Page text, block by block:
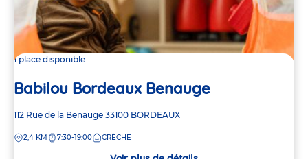
1 place disponible
Babilou Bordeaux Benauge
Adresse
la
112 Rue de la Benauge 33100 BORDEAUX
DISTANCE
2,4 KM 7:30-19:00 CRÈCHE